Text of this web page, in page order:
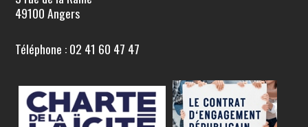
49100 Angers
Téléphone : 02 41 60 47 47